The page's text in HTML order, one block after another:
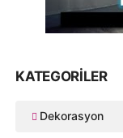
KATEGORILER
Dekorasyon